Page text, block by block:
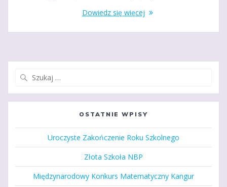
Dowiedz się więcej
OSTATNIE WPISY
Uroczyste Zakończenie Roku Szkolnego
Złota Szkoła NBP
Międzynarodowy Konkurs Matematyczny Kangur